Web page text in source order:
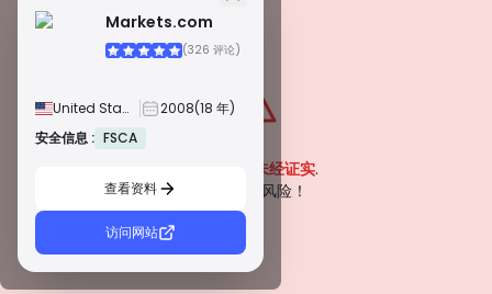
Markets.com
(326 评论)
United States 2008(18 年)
安全信息 : FSCA
查看资料
访问网站
未经证实.
请注意潜在风险！
由全球知名监管机构颁发，这些许可证通过严格的合规性、资金隔离、保险和
由受尊敬的区域监管机构授予，这些许可证提供强大的安全措施，例如资金隔
离、财务报告和补偿计划。虽然没有等级 1 那么严格，但它们提供可靠的区域
由新兴市场的监管机构颁发，这些许可证提供基本保护，例如最低资本要求和
AML 政策。监管较不严格，因此交易者应谨慎行事并验证安全措施。
来自监管最少的司法管辖区，这些许可证通常缺乏关键保护，例如资金隔离和
保险。虽然它们对运营弹性很有吸引力，但它们对交易者构成较高的风险。